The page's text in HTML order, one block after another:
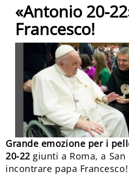
«Antonio 20-
Francesco!
Grande emozione per i
20-22 giunti a Roma, a
incontrare papa Francesco!